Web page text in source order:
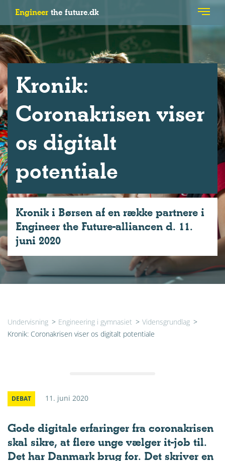
Engineer the future.dk
Kro­nik:
Coronakrisen viser
os digitalt
potentiale
Kronik i Børsen af en række partnere i
Engineer the Future-alliancen d. 11.
juni 2020
Undervisning > Engineering i gymnasiet > Vidensgrundlag >
Kro­nik: Coronakrisen viser os digitalt potentiale
DEBAT 11. juni 2020
Gode digitale erfaringer fra coronakrisen
skal sikre, at flere unge vælger it-job til.
Det har Danmark brug for. Det skriver en